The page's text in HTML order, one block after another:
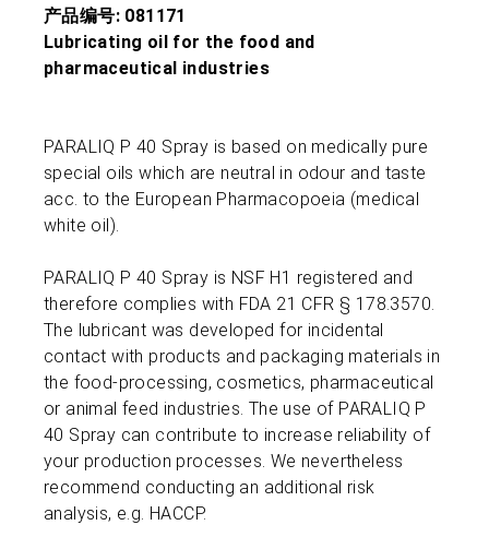
产品编号: 081171
Lubricating oil for the food and
pharmaceutical industries
PARALIQ P 40 Spray is based on medically pure
special oils which are neutral in odour and taste
acc. to the European Pharmacopoeia (medical
white oil).
PARALIQ P 40 Spray is NSF H1 registered and
therefore complies with FDA 21 CFR § 178.3570.
The lubricant was developed for incidental
contact with products and packaging materials in
the food-processing, cosmetics, pharmaceutical
or animal feed industries. The use of PARALIQ P
40 Spray can contribute to increase reliability of
your production processes. We nevertheless
recommend conducting an additional risk
analysis, e.g. HACCP.